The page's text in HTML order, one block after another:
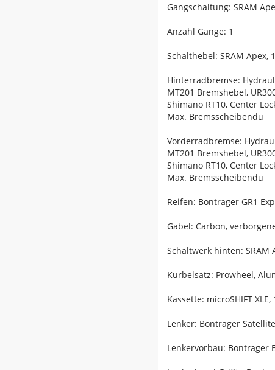
Gangschaltung: SRAM
Anzahl Gänge: 1
Schalthebel: SRAM Apex,
Hinterradbremse:
MT201 Bremshebel,
Shimano RT10, Center
Max. Bremsscheibendu
Vorderradbremse:
MT201 Bremshebel,
Shimano RT10, Center
Max. Bremsscheibendu
Reifen: Bontrager GR1
Gabel: Carbon,
Schaltwerk hinten: SRAM
Kurbelsatz: Prowheel,
Kassette: microSHIFT
Lenker: Bontrager
Lenkervorbau: Bontrager